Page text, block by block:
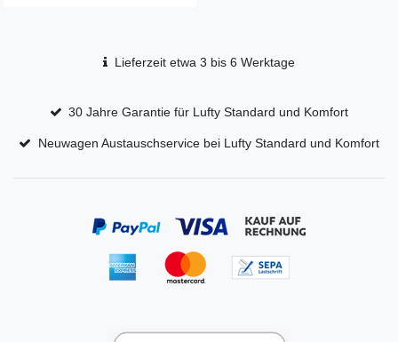
Lieferzeit etwa 3 bis 6 Werktage
30 Jahre Garantie für Lufty Standard und Komfort
Neuwagen Austauschservice bei Lufty Standard und Komfort